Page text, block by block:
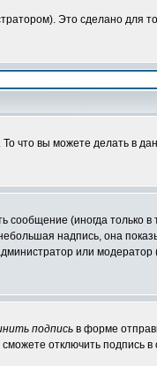
Это сделано для
что вы можете делать в
(иногда только в
надпись, она
или модератор
подпись в форме
отключить подпись